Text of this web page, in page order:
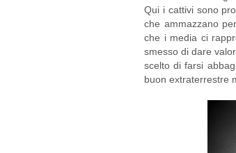
Qui i cattivi sono
che ammazzano
che i media ci
smesso di dare
scelto di farsi
buon extraterrestre